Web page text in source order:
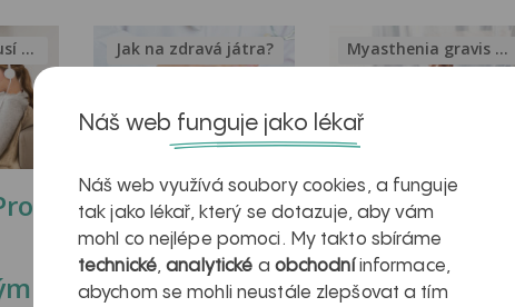
Nevolnost nemusí být nutnou...
Ztukovatění
jater v datech a
obrazech
Jak na zdravá játra?
Inovativní
léčba
myastenie –
Myasthenia gravis – vše, co...
Náš web funguje jako lékař
Náš web využívá soubory cookies, a funguje
tak jako lékař, který se dotazuje, aby vám
mohl co nejlépe pomoci. My takto sbíráme
technické,analytické a obchodníinformace,
abychom se mohli neustále zlepšovat a tím